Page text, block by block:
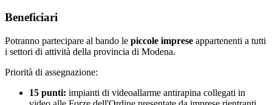
Beneficiari
Potranno partecipare al bando le piccole imprese appartenenti a tutti
i settori di attività della provincia di Modena.
Priorità di assegnazione:
15 punti: impianti di videoallarme antirapina collegati in